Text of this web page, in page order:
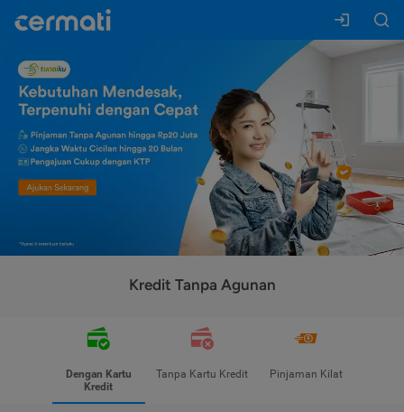
Kredit Tanpa Agunan
Dengan Kartu
Kredit
Tanpa Kartu Kredit Pinjaman Kilat